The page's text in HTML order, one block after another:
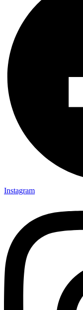
Instagram